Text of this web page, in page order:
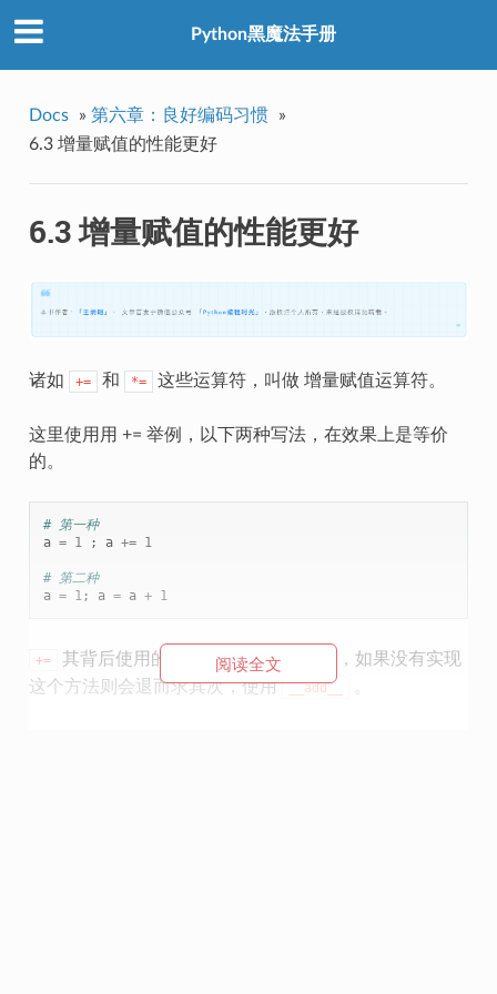
Python黑魔法手册
Docs » 第六章：良好编码习惯
»
6.3 增量赋值的性能更好
6.3 增量赋值的性能更好
诸如 += 和 *= 这些运算符，叫做 增量赋值运算符。
这里使用用 += 举例，以下两种写法，在效果上是等价
的。
# 第一种
a = 1 ; a += 1
# 第二种
a = 1 ; a = a + 1
+= 其背后使用的魔法方法是 __iadd__
，如果没有实现
这个方法则会退而求其次，使用 __add__
阅读全文